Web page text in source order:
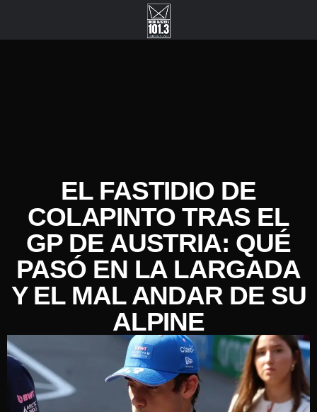
EL FASTIDIO DE
COLAPINTO TRAS EL
GP DE AUSTRIA: QUÉ
PASÓ EN LA LARGADA
Y EL MAL ANDAR DE SU
ALPINE